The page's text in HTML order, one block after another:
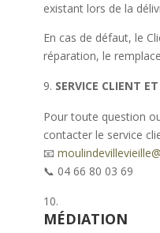
existant lors de la
En cas de défaut, le
réparation, le
SERVICE CLIENT
Pour toute question
contacter le service
📧
📞 04 66 80 03 69
MÉDIATION